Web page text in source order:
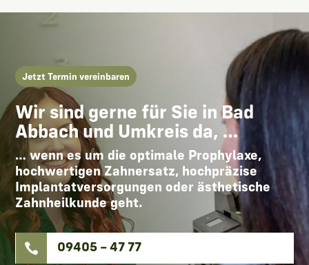
Jetzt Termin vereinbaren
Wir sind gerne für Sie in Bad
Abbach und Umkreis da, …
… wenn es um die optimale Prophylaxe,
hochwertigen Zahnersatz, hochpräzise
Implantatversorgungen oder ästhetische
Zahnheilkunde geht.
 09405 – 47 77